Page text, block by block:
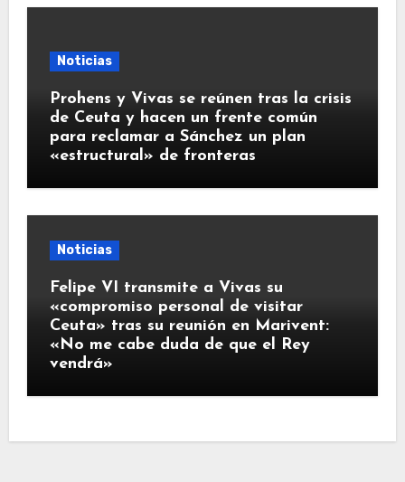
Noticias
Prohens y Vivas se reúnen tras la crisis
de Ceuta y hacen un frente común
para reclamar a Sánchez un plan
«estructural» de fronteras
Noticias
Felipe VI transmite a Vivas su
«compromiso personal de visitar
Ceuta» tras su reunión en Marivent:
«No me cabe duda de que el Rey
vendrá»